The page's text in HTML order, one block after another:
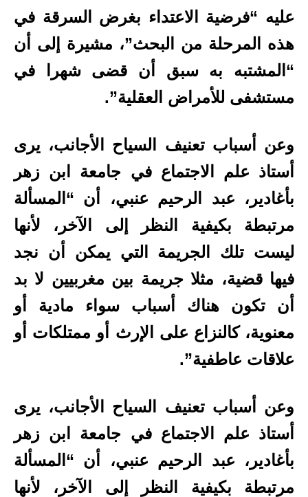
عليه “فرضية الاعتداء بغرض السرقة في
هذه المرحلة من البحث”، مشيرة إلى أن
“المشتبه به سبق أن قضى شهرا في
مستشفى للأمراض العقلية”.
وعن أسباب تعنيف السياح الأجانب، يرى
أستاذ علم الاجتماع في جامعة ابن زهر
بأغادير، عبد الرحيم عنبي، أن “المسألة
مرتبطة بكيفية النظر إلى الآخر، لأنها
ليست تلك الجريمة التي يمكن أن نجد
فيها قضية، مثلا جريمة بين مغربيين لا بد
أن تكون هناك أسباب سواء مادية أو
معنوية، كالنزاع على الإرث أو ممتلكات أو
علاقات عاطفية”.
وعن أسباب تعنيف السياح الأجانب، يرى
أستاذ علم الاجتماع في جامعة ابن زهر
بأغادير، عبد الرحيم عنبي، أن “المسألة
مرتبطة بكيفية النظر إلى الآخر، لأنها